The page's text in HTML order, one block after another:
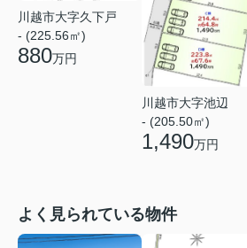
川越市大字久下戸
- (225.56㎡)
880万円
川越市大字池辺
- (205.50㎡)
1,490万円
よく見られている物件